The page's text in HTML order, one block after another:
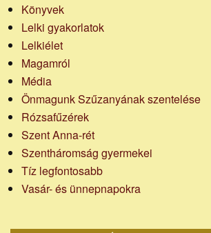
Könyvek
Lelki gyakorlatok
Lelkiélet
Magamról
Média
Önmagunk Szűzanyának szentelése
Rózsafűzérek
Szent Anna-rét
Szentháromság gyermekei
Tíz legfontosabb
Vasár- és ünnepnapokra